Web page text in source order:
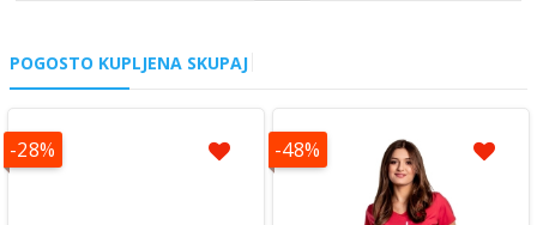
POGOSTO KUPLJENA SKUPAJ
-28% -48%